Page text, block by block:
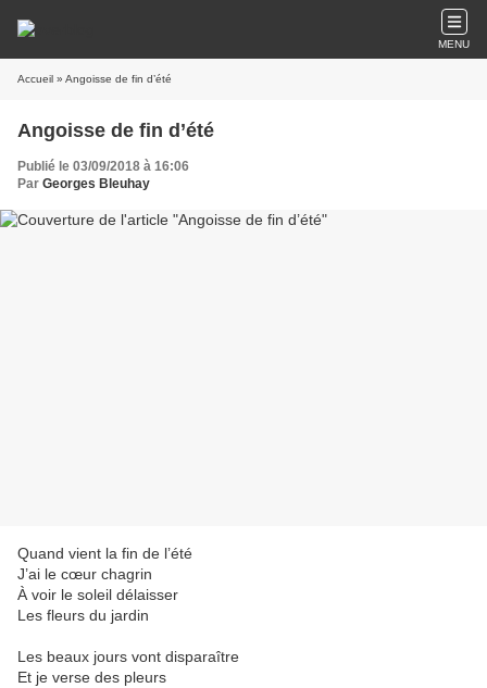
MENU
Accueil » Angoisse de fin d’été
Angoisse de fin d’été
Publié le 03/09/2018 à 16:06
Par Georges Bleuhay
Quand vient la fin de l’été
J’ai le cœur chagrin
À voir le soleil délaisser
Les fleurs du jardin
Les beaux jours vont disparaître
Et je verse des pleurs